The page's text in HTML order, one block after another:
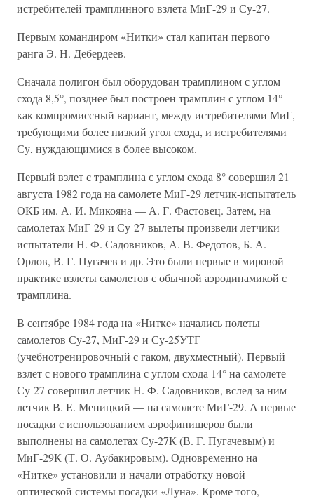
истребителей трамплинного взлета МиГ-29 и Су-27.
Первым командиром «Нитки» стал капитан первого
ранга Э. Н. Дебердеев.
Сначала полигон был оборудован трамплином с углом
схода 8,5°, позднее был построен трамплин с углом 14° —
как компромиссный вариант, между истребителями МиГ,
требующими более низкий угол схода, и истребителями
Су, нуждающимися в более высоком.
Первый взлет с трамплина с углом схода 8° совершил 21
августа 1982 года на самолете МиГ-29 летчик-испытатель
ОКБ им. А. И. Микояна — А. Г. Фастовец. Затем, на
самолетах МиГ-29 и Су-27 вылеты произвели летчики-
испытатели Н. Ф. Садовников, А. В. Федотов, Б. А.
Орлов, В. Г. Пугачев и др. Это были первые в мировой
практике взлеты самолетов с обычной аэродинамикой с
трамплина.
В сентябре 1984 года на «Нитке» начались полеты
самолетов Су-27, МиГ-29 и Су-25УТГ
(учебнотренировочный с гаком, двухместный). Первый
взлет с нового трамплина с углом схода 14° на самолете
Су-27 совершил летчик Н. Ф. Садовников, вслед за ним
летчик В. Е. Меницкий — на самолете МиГ-29. А первые
посадки с использованием аэрофинишеров были
выполнены на самолетах Су-27К (В. Г. Пугачевым) и
МиГ-29К (Т. О. Аубакировым). Одновременно на
«Нитке» установили и начали отработку новой
оптической системы посадки «Луна». Кроме того,